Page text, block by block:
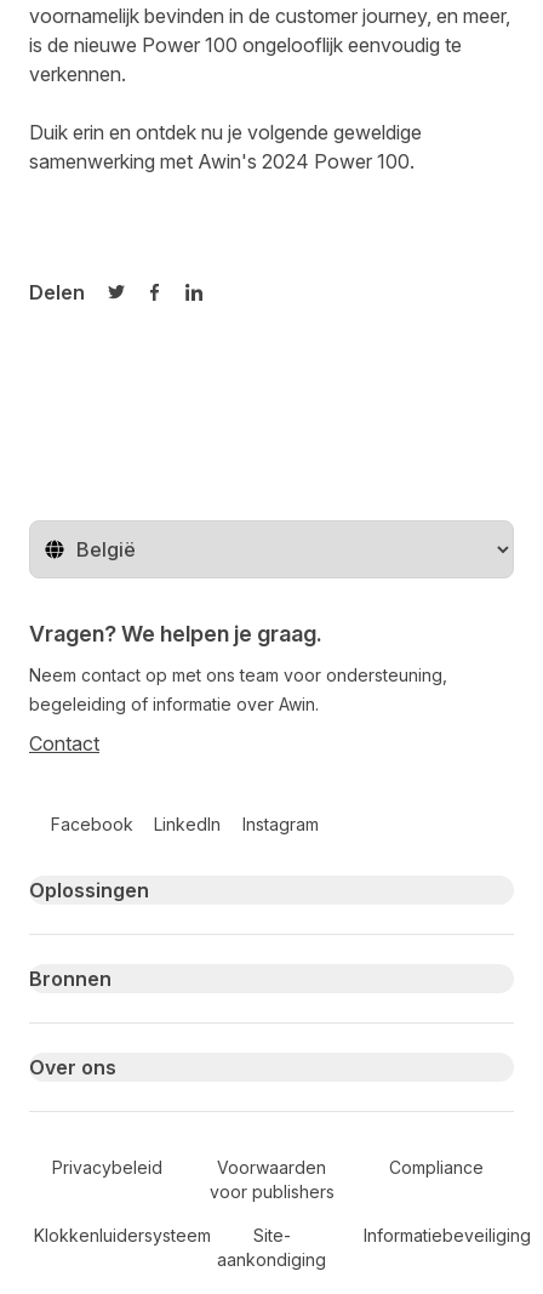
voornamelijk bevinden in de customer journey, en meer,
is de nieuwe Power 100 ongelooflijk eenvoudig te
verkennen.
Duik erin en ontdek nu je volgende geweldige
samenwerking met Awin's 2024 Power 100.
Delen
Delen op Twitter
Delen op Facebook
Delen op LinkedIn
Regio wijzigen
Vragen? We helpen je graag.
Neem contact op met ons team voor ondersteuning,
begeleiding of informatie over Awin.
Contact
Facebook LinkedIn Instagram
Primary footer navigation
Oplossingen
Bronnen
Over ons
Secondary Footer Navigation
Privacybeleid
Voorwaarden
voor publishers
Compliance
Klokkenluidersysteem
Site-
aankondiging
Informatiebeveiliging